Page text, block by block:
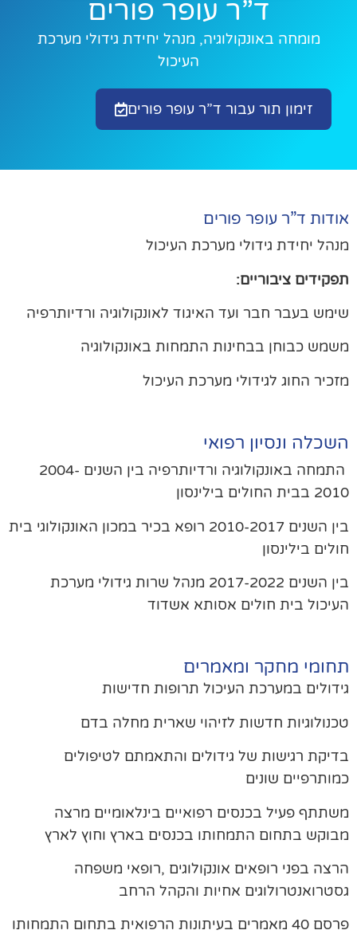
ד”ר עופר פורים
מומחה באונקולוגיה, מנהל יחידת גידולי מערכת
העיכול
זימון תור עבור ד”ר עופר פורים
ד”ר עופר פורים
יחידת גידולי מערכת העיכול
ציבוריים:
בעבר חבר ועד האיגוד לאונקולוגיה ורדיותרפיה
כבוחן בבחינות התמחות באונקולוגיה
החוג לגידולי מערכת העיכול
ונסיון רפואי
התמחה באונקולוגיה ורדיותרפיה בין השנים 2004-
החולים בילינסון
בין השנים 2010-2017 רופא בכיר במכון האונקולוגי בית
בילינסון
בין השנים 2017-2022 מנהל שרות גידולי מערכת
בית חולים אסותא אשדוד
מחקר ומאמרים
במערכת העיכול תרופות חדישות
חדשות לזיהוי שארית מחלה בדם
רגישות של גידולים והתאמתם לטיפולים
שונים
פעיל בכנסים רפואיים בינלאומיים מרצה
בתחום התמחותו בכנסים בארץ וחוץ לארץ
בפני רופאים אונקולוגים ,רופאי משפחה
אחיות והקהל הרחב
בעיתונות הרפואית בתחום התמחותו